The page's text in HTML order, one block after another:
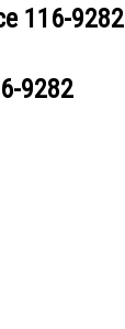
116-9282
9282